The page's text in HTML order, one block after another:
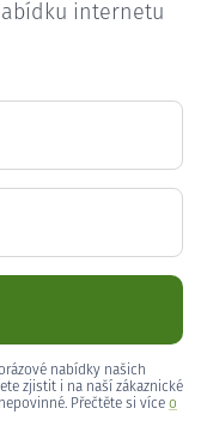
internetu
nabídky našich
zjistit i na naší zákaznické
Přečtěte si více o